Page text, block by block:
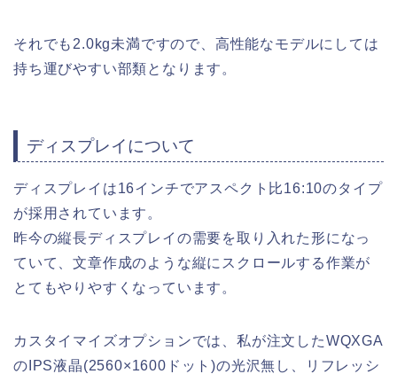
それでも2.0kg未満ですので、高性能なモデルにしては
持ち運びやすい部類となります。
ディスプレイについて
ディスプレイは16インチでアスペクト比16:10のタイプ
が採用されています。
昨今の縦長ディスプレイの需要を取り入れた形になっ
ていて、文章作成のような縦にスクロールする作業が
とてもやりやすくなっています。
カスタイマイズオプションでは、私が注文したWQXGA
のIPS液晶(2560×1600ドット)の光沢無し、リフレッシ